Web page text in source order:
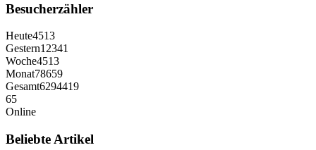
Besucherzähler
Heute4513
Gestern12341
Woche4513
Monat78659
Gesamt6294419
65
Online
Beliebte Artikel